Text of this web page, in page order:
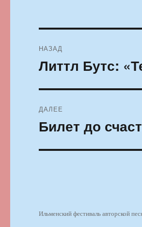
по
НАЗАД
Предыдущая
Литтл Бутс:
ДАЛЕЕ
Следующая
Билет до
Ильменский фестиваль авторской